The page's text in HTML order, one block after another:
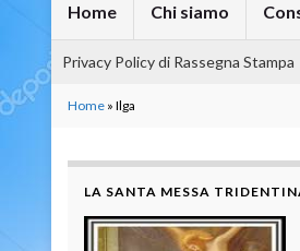
Home Chi siamo
Privacy Policy di Rassegna Stampa
Home » Ilga
LA SANTA MESSA